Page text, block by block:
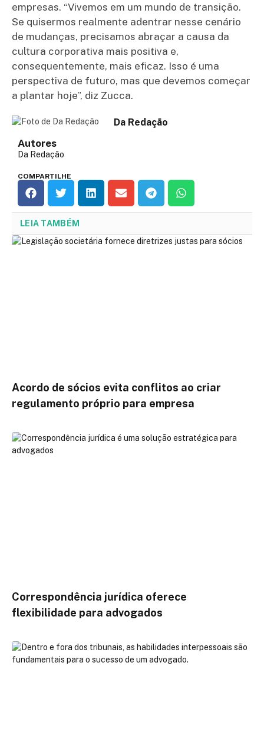
empresas. “Vivemos em um mundo de transição.
Se quisermos realmente adentrar nesse cenário
de mudanças, precisamos abraçar a causa da
cultura corporativa mais positiva e,
consequentemente, mais eficaz. Isso é uma
perspectiva de futuro, mas que devemos começar
a plantar hoje”, diz Zucca.
Da Redação
Autores
Da Redação
COMPARTILHE
LEIA TAMBÉM
Acordo de sócios evita conflitos ao criar
regulamento próprio para empresa
Correspondência jurídica oferece
flexibilidade para advogados